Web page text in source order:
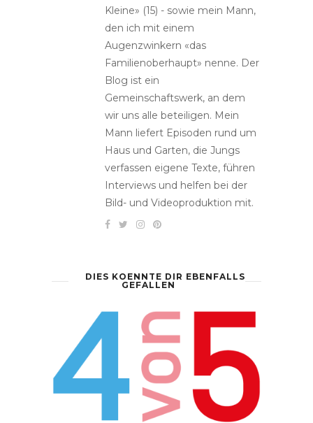
Kleine» (15) - sowie mein Mann,
den ich mit einem
Augenzwinkern «das
Familienoberhaupt» nenne. Der
Blog ist ein
Gemeinschaftswerk, an dem
wir uns alle beteiligen. Mein
Mann liefert Episoden rund um
Haus und Garten, die Jungs
verfassen eigene Texte, führen
Interviews und helfen bei der
Bild- und Videoproduktion mit.
DIES KOENNTE DIR EBENFALLS
GEFALLEN